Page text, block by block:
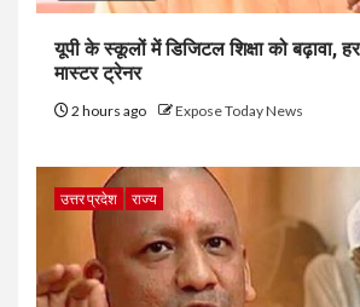
यूपी के स्कूलों में डिजिटल शिक्षा को बढ़ावा,
मास्टर ट्रेनर
2 hours ago Expose Today News
उत्तर प्रदेश राज्य